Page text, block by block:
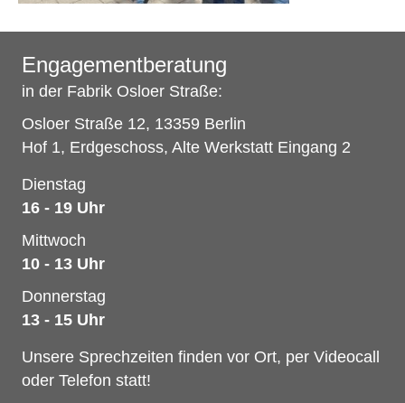
Engagementberatung
in der Fabrik Osloer Straße:
Osloer Straße 12, 13359 Berlin
Hof 1, Erdgeschoss, Alte Werkstatt Eingang 2
Dienstag
16 - 19 Uhr
Mittwoch
10 - 13 Uhr
Donnerstag
13 - 15 Uhr
Unsere Sprechzeiten finden vor Ort, per Videocall
oder Telefon statt!